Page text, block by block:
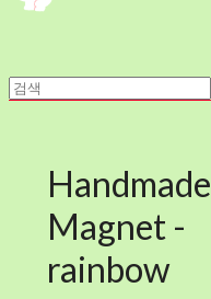
Handmade
Magnet -
rainbow